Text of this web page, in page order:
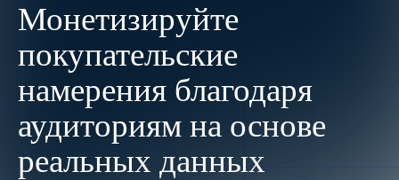
Монетизируйте
покупательские
намерения благодаря
аудиториям на основе
реальных данных